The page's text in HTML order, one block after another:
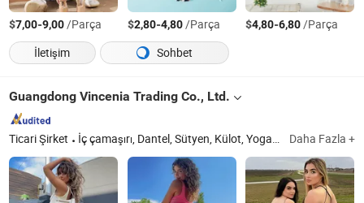
$7,00-9,00/Parça $2,80-4,80/Parça $4,80-6,80/Parça
İletişim
Sohbet
Guangdong Vincenia Trading Co., Ltd.
Ticari Şirket İç çamaşırı, Dantel, Sütyen, Külot, Yoga, Kumaşlar, Şekillendirici, Tayt Daha Fazla +